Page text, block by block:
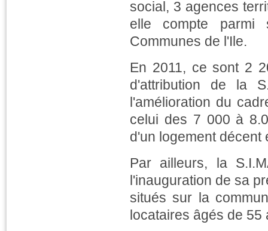
social, 3 agences
elle compte parmi
Communes de l'Ile.
En 2011, ce sont 2
d'attribution de la
l'amélioration du
celui des 7 000 à
d'un logement décent
Par ailleurs, la
l'inauguration de sa
situés sur la
locataires âgés de 55